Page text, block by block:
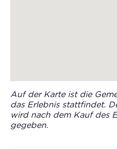
Auf der Karte ist die
das Erlebnis stattfindet.
wird nach dem Kauf des
gegeben.